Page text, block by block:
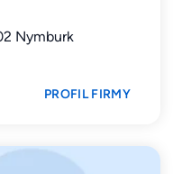
Nymburk
PROFIL FIRMY